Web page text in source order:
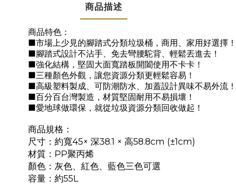
商品描述
商品特色：
■市場上少見的腳踏式分類垃圾桶 ， 商用、 家用好選擇 ！
■腳踏式設計不沾手、 免去彎腰駝背、 輕鬆丟進去 ！
■強化結構 ，堅固大面寬踏板開闔使用不卡卡！
■三種顏色外觀，讓您資源分類更輕鬆容易 ！
■高級塑料製成、可防潮防水、加蓋設計異味不易外流 ！
■百分百台灣製造，材質堅固耐用不易損壞！
■愛地球做環保 ，就從垃圾資源分類回收做起 ！
商品規格：
尺寸：約寬45× 深38.1 × 高58.8cm (±1cm)
材質：PP聚丙烯
顏色：灰色、紅色、藍色三色可選
容量：約55L